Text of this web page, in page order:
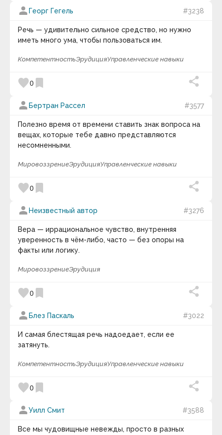
person Георг Гегель #3238
Речь — удивительно сильное средство, но нужно
иметь много ума, чтобы пользоваться им.
КомпетентностьЭрудицияУправленческие навыки
favorite0 bookmark
person Бертран Рассел #3577
Полезно время от времени ставить знак вопроса на
вещах, которые тебе давно представляются
несомненными.
МировоззрениеЭрудицияУправленческие навыки
favorite0 bookmark
person Неизвестный автор #3276
Вера — иррациональное чувство, внутренняя
уверенность в чём-либо, часто — без опоры на
факты или логику.
МировоззрениеЭрудиция
favorite0 bookmark
person Блез Паскаль #3022
И самая блестящая речь надоедает, если ее
затянуть.
КомпетентностьЭрудицияУправленческие навыки
favorite0 bookmark
personУилл Смит #3588
Все мы чудовищные невежды, просто в разных